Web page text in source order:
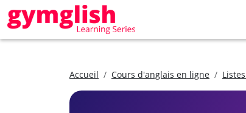
Accueil Cours d'anglais en ligne